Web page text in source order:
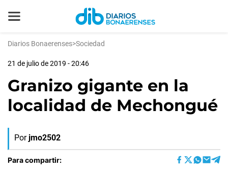
Diarios Bonaerenses>Sociedad
21 de julio de 2019 - 20:46
Granizo gigante en la
localidad de Mechongué
Por jmo2502
Para compartir: